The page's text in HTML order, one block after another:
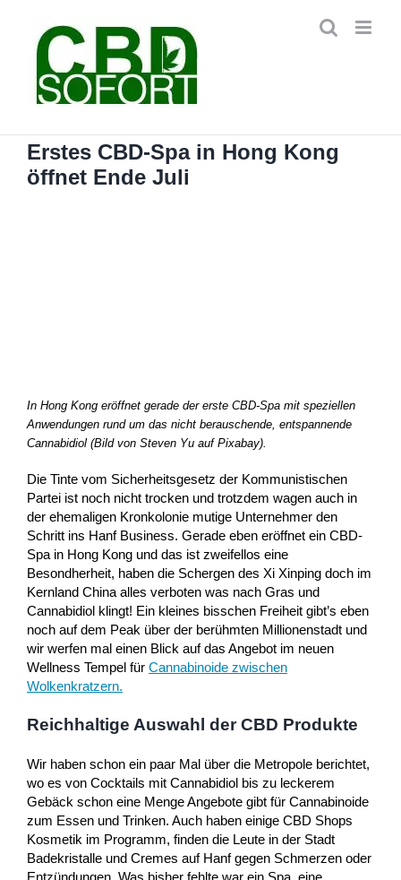
springen
Erstes CBD-Spa in Hong Kong
öffnet Ende Juli
In Hong Kong eröffnet gerade der erste CBD-Spa mit speziellen
Anwendungen rund um das nicht berauschende, entspannende
Cannabidiol (Bild von Steven Yu auf Pixabay).
Die Tinte vom Sicherheitsgesetz der Kommunistischen
Partei ist noch nicht trocken und trotzdem wagen auch in
der ehemaligen Kronkolonie mutige Unternehmer den
Schritt ins Hanf Business. Gerade eben eröffnet ein CBD-
Spa in Hong Kong und das ist zweifellos eine
Besondherheit, haben die Schergen des Xi Xinping doch im
Kernland China alles verboten was nach Gras und
Cannabidiol klingt! Ein kleines bisschen Freiheit gibt’s eben
noch auf dem Peak über der berühmten Millionenstadt und
wir werfen mal einen Blick auf das Angebot im neuen
Wellness Tempel für Cannabinoide zwischen
Wolkenkratzern.
Reichhaltige Auswahl der CBD Produkte
Wir haben schon ein paar Mal über die Metropole berichtet,
wo es von Cocktails mit Cannabidiol bis zu leckerem
Gebäck schon eine Menge Angebote gibt für Cannabinoide
zum Essen und Trinken. Auch haben einige CBD Shops
Kosmetik im Programm, finden die Leute in der Stadt
Badekristalle und Cremes auf Hanf gegen Schmerzen oder
Entzündungen. Was bisher fehlte war ein Spa, eine